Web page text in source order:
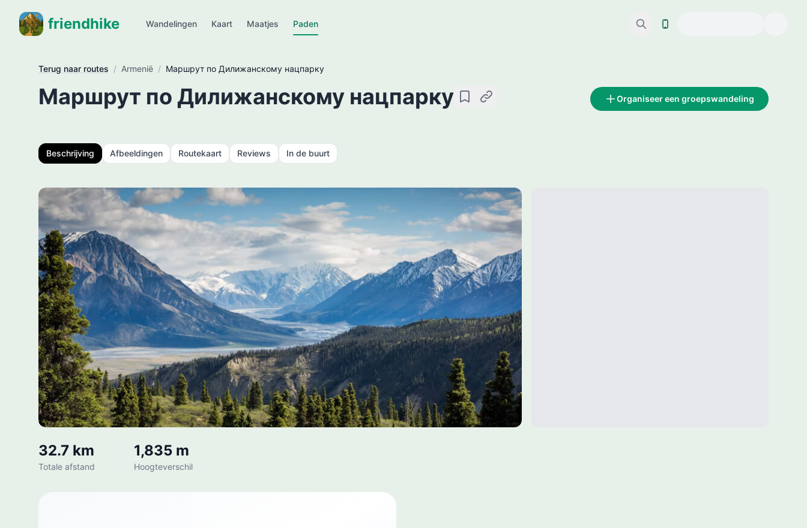
friendhike Wandelingen Kaart Maatjes Paden
Terug naar routes / Armenië / Маршрут по Дилижанскому нацпарку
Маршрут по Дилижанскому нацпарку OpslaanKopieer link Organiseer een groepswandeling
Beschrijving Afbeeldingen Routekaart Reviews In de buurt
32.7 km
Totale afstand
1,835 m
Hoogteverschil